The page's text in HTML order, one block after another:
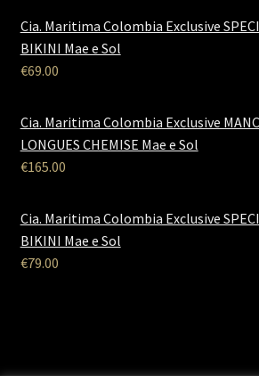
Cia. Maritima Colombia Exclusive
BIKINI Mae e Sol
€69.00
Cia. Maritima Colombia Exclusive
LONGUES CHEMISE Mae e Sol
€165.00
Cia. Maritima Colombia Exclusive
BIKINI Mae e Sol
€79.00